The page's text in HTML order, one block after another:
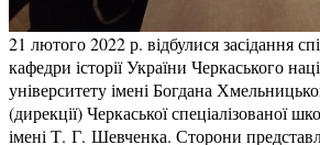
21 лютого 2022 р. відбулися засідання
кафедри історії України Черкаського
університету імені Богдана
(дирекції) Черкаської спеціалізованої
імені Т. Г. Шевченка. Сторони